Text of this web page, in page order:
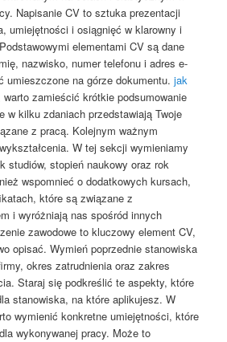
Napisanie CV to sztuka prezentacji
umiejętności i osiągnięć w klarowny i
elementami CV są dane
nazwisko, numer telefonu i adres e-
umieszczone na górze dokumentu.jak
warto zamieścić krótkie podsumowanie
w kilku zdaniach przedstawiają Twoje
z pracą. Kolejnym ważnym
W tej sekcji wymieniamy
studiów, stopień naukowy oraz rok
wspomnieć o dodatkowych kursach,
które są związane z
i wyróżniają nas spośród innych
zawodowe to kluczowy element CV,
opisać. Wymień poprzednie stanowiska
okres zatrudnienia oraz zakres
Staraj się podkreślić te aspekty, które
stanowiska, na które aplikujesz. W
wymienić konkretne umiejętności, które
wykonywanej pracy. Może to